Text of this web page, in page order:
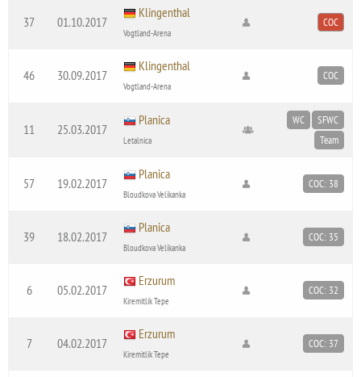
37 01.10.2017
Klingenthal
Vogtland-Arena
COC
46 30.09.2017
Klingenthal
Vogtland-Arena
COC
11 25.03.2017
Planica
Letalnica
WC
SFWC
Team
57 19.02.2017
Planica
Bloudkova Velikanka
COC: 38
39 18.02.2017
Planica
Bloudkova Velikanka
COC: 35
6 05.02.2017
Erzurum
Kiremitlik Tepe
COC: 32
7 04.02.2017
Erzurum
Kiremitlik Tepe
COC: 37